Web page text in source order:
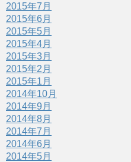
2015年7月
2015年6月
2015年5月
2015年4月
2015年3月
2015年2月
2015年1月
2014年10月
2014年9月
2014年8月
2014年7月
2014年6月
2014年5月